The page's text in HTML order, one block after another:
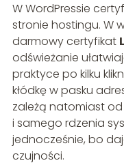
W WordPressie
stronie hostingu. W
darmowy certyfikat
odświeżanie
praktyce po kilku
kłódkę w pasku
zależą natomiast
i samego rdzenia
jednocześnie, bo
czujności.